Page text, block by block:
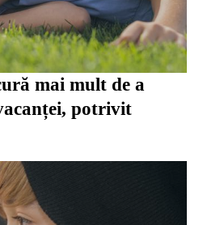
mai mult de a
potrivit